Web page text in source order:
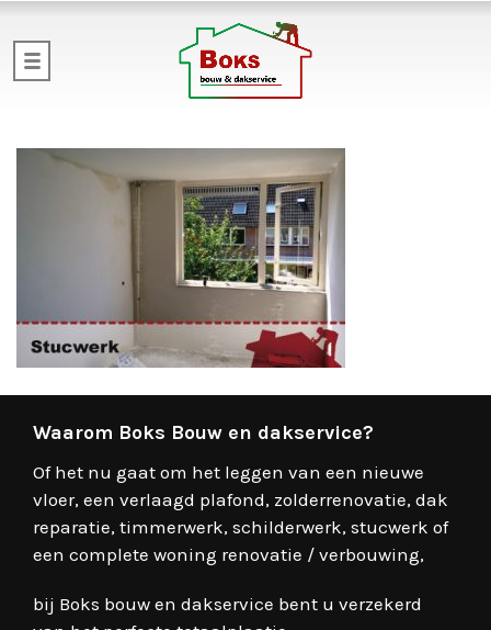
Waarom Boks Bouw en dakservice?
Of het nu gaat om het leggen van een nieuwe
vloer, een verlaagd plafond, zolderrenovatie, dak
reparatie, timmerwerk, schilderwerk, stucwerk of
een complete woning renovatie / verbouwing,
bij Boks bouw en dakservice bent u verzekerd